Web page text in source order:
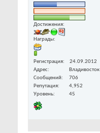
Достижения:
Награды:
Регистрация
24.09.2012
Адрес
Владивосток
Сообщений
706
Репутация
4,952
Уровень
45